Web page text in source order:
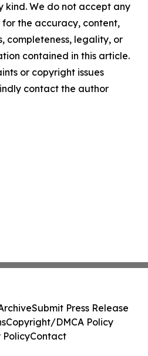
We do not accept any
the accuracy, content,
completeness, legality, or
contained in this article.
or copyright issues
contact the author
Submit Press Release
Copyright/DMCA Policy
PolicyContact